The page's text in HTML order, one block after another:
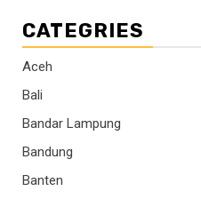
CATEGRIES
Aceh
Bali
Bandar Lampung
Bandung
Banten